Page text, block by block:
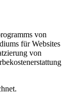
von
für Websites
von